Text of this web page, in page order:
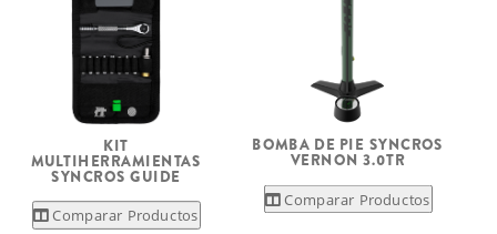
KIT
MULTIHERRAMIENTAS
SYNCROS GUIDE
Comparar Productos
BOMBA DE PIE SYNCROS
VERNON 3.0TR
Comparar Productos